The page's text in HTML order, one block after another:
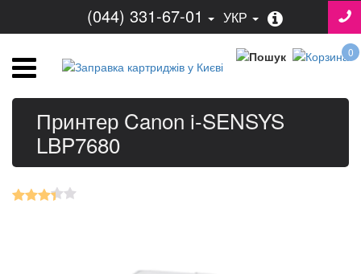
(044) 331-67-01 УКР
0
Принтер Canon i-SENSYS
LBP7680